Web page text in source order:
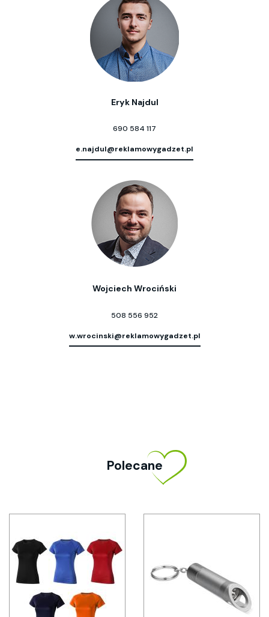
Eryk Najdul
690 584 117
e.najdul@reklamowygadzet.pl
Wojciech Wrociński
508 556 952
w.wrocinski@reklamowygadzet.pl
Polecane